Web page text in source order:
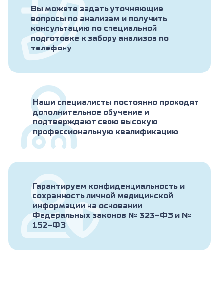
Вы можете задать уточняющие
вопросы по анализам и получить
консультацию по специальной
подготовке к забору анализов по
телефону
Наши специалисты постоянно проходят
дополнительное обучение и
подтверждают свою высокую
профессиональную квалификацию
Гарантируем конфиденциальность и
сохранность личной медицинской
информации на основании
Федеральных законов № 323-ФЗ и №
152-ФЗ